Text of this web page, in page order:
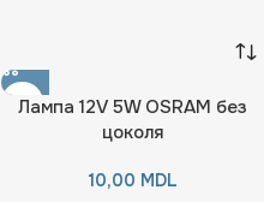
Лампа 12V 5W OSRAM без
цоколя
10,00 MDL